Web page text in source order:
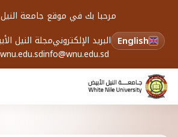
مرحبا بك في موقع جامعة
English البريد الإلكترونيمجلة النيل
info@wnu.edu.sd